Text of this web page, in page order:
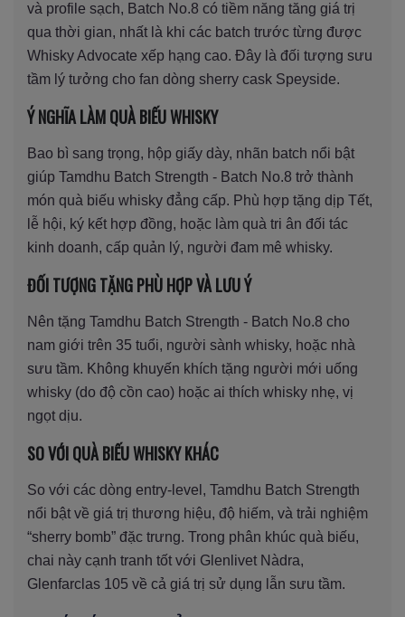
và profile sạch, Batch No.8 có tiềm năng tăng giá trị
qua thời gian, nhất là khi các batch trước từng được
Whisky Advocate xếp hạng cao. Đây là đối tượng sưu
tầm lý tưởng cho fan dòng sherry cask Speyside.
Ý NGHĨA LÀM QUÀ BIẾU WHISKY
Bao bì sang trọng, hộp giấy dày, nhãn batch nổi bật
giúp Tamdhu Batch Strength - Batch No.8 trở thành
món quà biếu whisky đẳng cấp. Phù hợp tặng dịp Tết,
lễ hội, ký kết hợp đồng, hoặc làm quà tri ân đối tác
kinh doanh, cấp quản lý, người đam mê whisky.
ĐỐI TƯỢNG TẶNG PHÙ HỢP VÀ LƯU Ý
Nên tặng Tamdhu Batch Strength - Batch No.8 cho
nam giới trên 35 tuổi, người sành whisky, hoặc nhà
sưu tầm. Không khuyến khích tặng người mới uống
whisky (do độ cồn cao) hoặc ai thích whisky nhẹ, vị
ngọt dịu.
SO VỚI QUÀ BIẾU WHISKY KHÁC
So với các dòng entry-level, Tamdhu Batch Strength
nổi bật về giá trị thương hiệu, độ hiếm, và trải nghiệm
“sherry bomb” đặc trưng. Trong phân khúc quà biếu,
chai này cạnh tranh tốt với Glenlivet Nàdra,
Glenfarclas 105 về cả giá trị sử dụng lẫn sưu tầm.